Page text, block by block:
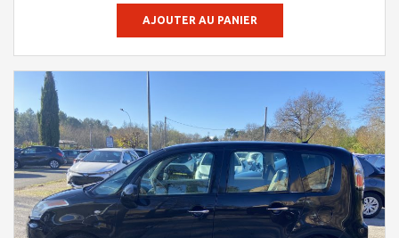
AJOUTER AU PANIER